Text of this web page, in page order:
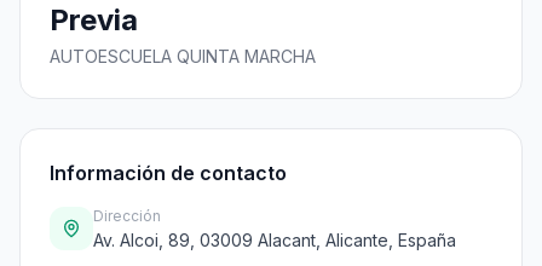
Previa
AUTOESCUELA QUINTA MARCHA
Información de contacto
Dirección
Av. Alcoi, 89, 03009 Alacant, Alicante, España